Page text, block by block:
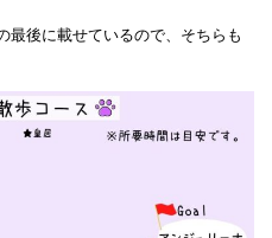
最後に載せているので、そちらも